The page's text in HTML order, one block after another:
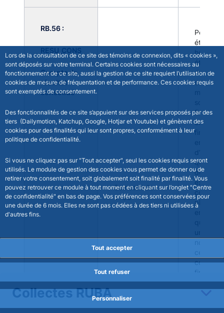
Lors de la consultation de ce site des témoins de connexion, dits « cookies »,
sont déposés sur votre terminal. Certains cookies sont nécessaires au
fonctionnement de ce site, aussi la gestion de ce site requiert l’utilisation de
cookies de mesure de fréquentation et de performance. Ces cookies requis
sont exemptés de consentement.
Des fonctionnalités de ce site s’appuient sur des services proposés par des
tiers (Dailymotion, Katchup, Google, Hotjar et Youtube) et génèrent des
cookies pour des finalités qui leur sont propres, conformément à leur
politique de confidentialité.
Si vous ne cliquez pas sur "Tout accepter", seul les cookies requis seront
utilisés. Le module de gestion des cookies vous permet de donner ou de
retirer votre consentement, soit globalement soit finalité par finalité. Vous
pouvez retrouver ce module à tout moment en cliquant sur l’onglet "Centre
de confidentialité" en bas de page. Vos préférences sont conservées pour
une durée de 6 mois. Elles ne sont pas cédées à des tiers ni utilisées à
d'autres fins.
Tout accepter
Tout refuser
Personnaliser
Collectes RUBA
RB.56 :
RESU_CONS
Compte de
résultat
consolidé
Semestrielle :
J+90
Pour les
hors
de
qui
de
visées